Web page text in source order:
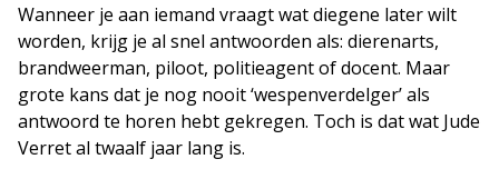
Wanneer je aan iemand vraagt wat diegene later wilt
worden, krijg je al snel antwoorden als: dierenarts,
brandweerman, piloot, politieagent of docent. Maar
grote kans dat je nog nooit ‘wespenverdelger’ als
antwoord te horen hebt gekregen. Toch is dat wat Jude
Verret al twaalf jaar lang is.